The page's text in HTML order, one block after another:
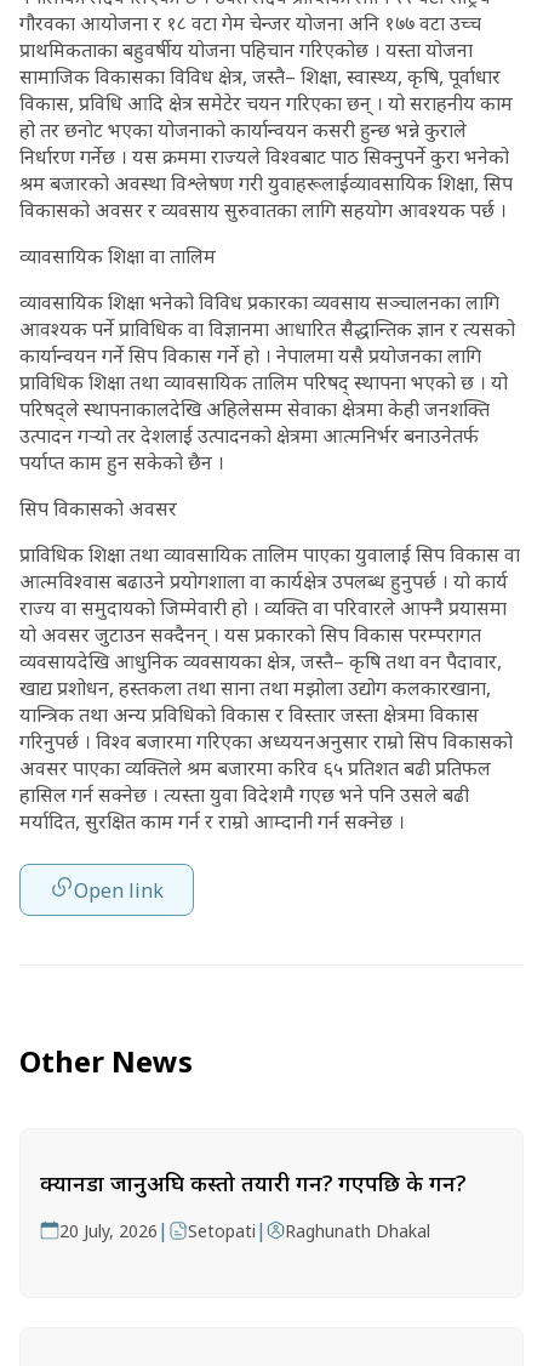
गौरवका आयोजना र १८ वटा गेम चेन्जर योजना अनि १७७ वटा उच्च
प्राथमिकताका बहुवर्षीय योजना पहिचान गरिएकोछ । यस्ता योजना
सामाजिक विकासका विविध क्षेत्र, जस्तै– शिक्षा, स्वास्थ्य, कृषि, पूर्वाधार
विकास, प्रविधि आदि क्षेत्र समेटेर चयन गरिएका छन् । यो सराहनीय काम
हो तर छनोट भएका योजनाको कार्यान्वयन कसरी हुन्छ भन्ने कुराले
निर्धारण गर्नेछ । यस क्रममा राज्यले विश्वबाट पाठ सिक्नुपर्ने कुरा भनेको
श्रम बजारको अवस्था विश्लेषण गरी युवाहरूलाईव्यावसायिक शिक्षा, सिप
विकासको अवसर र व्यवसाय सुरुवातका लागि सहयोग आवश्यक पर्छ ।
व्यावसायिक शिक्षा वा तालिम
व्यावसायिक शिक्षा भनेको विविध प्रकारका व्यवसाय सञ्चालनका लागि
आवश्यक पर्ने प्राविधिक वा विज्ञानमा आधारित सैद्धान्तिक ज्ञान र त्यसको
कार्यान्वयन गर्ने सिप विकास गर्ने हो । नेपालमा यसै प्रयोजनका लागि
प्राविधिक शिक्षा तथा व्यावसायिक तालिम परिषद् स्थापना भएको छ । यो
परिषद्ले स्थापनाकालदेखि अहिलेसम्म सेवाका क्षेत्रमा केही जनशक्ति
उत्पादन गर्‍यो तर देशलाई उत्पादनको क्षेत्रमा आत्मनिर्भर बनाउनेतर्फ
पर्याप्त काम हुन सकेको छैन ।
सिप विकासको अवसर
प्राविधिक शिक्षा तथा व्यावसायिक तालिम पाएका युवालाई सिप विकास वा
आत्मविश्वास बढाउने प्रयोगशाला वा कार्यक्षेत्र उपलब्ध हुनुपर्छ । यो कार्य
राज्य वा समुदायको जिम्मेवारी हो । व्यक्ति वा परिवारले आफ्नै प्रयासमा
यो अवसर जुटाउन सक्दैनन् । यस प्रकारको सिप विकास परम्परागत
व्यवसायदेखि आधुनिक व्यवसायका क्षेत्र, जस्तै– कृषि तथा वन पैदावार,
खाद्य प्रशोधन, हस्तकला तथा साना तथा मझोला उद्योग कलकारखाना,
यान्त्रिक तथा अन्य प्रविधिको विकास र विस्तार जस्ता क्षेत्रमा विकास
गरिनुपर्छ । विश्व बजारमा गरिएका अध्ययनअनुसार राम्रो सिप विकासको
अवसर पाएका व्यक्तिले श्रम बजारमा करिव ६५ प्रतिशत बढी प्रतिफल
हासिल गर्न सक्नेछ । त्यस्ता युवा विदेशमै गएछ भने पनि उसले बढी
मर्यादित, सुरक्षित काम गर्न र राम्रो आम्दानी गर्न सक्नेछ ।
Open link
Other News
क्यानडा जानुअघि कस्तो तयारी गर्ने? गएपछि के गर्ने?
20 July, 2026 | Setopati | Raghunath Dhakal